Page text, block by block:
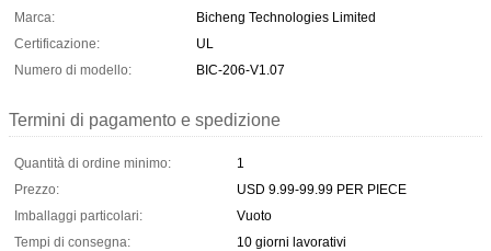
Marca:
Bicheng Technologies Limited
Certificazione:
UL
Numero di modello:
BIC-206-V1.07
Termini di pagamento e spedizione
Quantità di ordine minimo:
1
Prezzo:
USD 9.99-99.99 PER PIECE
Imballaggi particolari:
Vuoto
Tempi di consegna:
10 giorni lavorativi